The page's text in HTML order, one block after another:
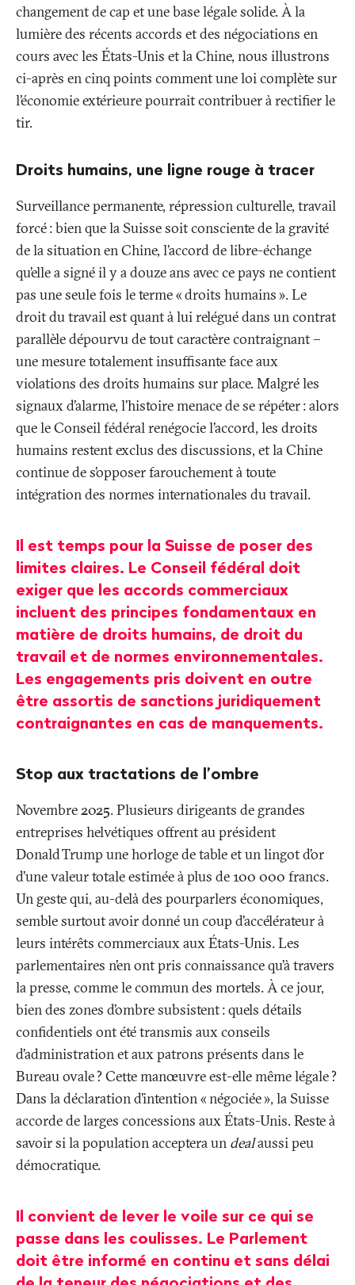
changement de cap et une base légale solide. À la
lumière des récents accords et des négociations en
cours avec les États-Unis et la Chine, nous illustrons
ci-après en cinq points comment une loi complète sur
l’économie extérieure pourrait contribuer à rectifier le
tir.
Droits humains, une ligne rouge à tracer
Surveillance permanente, répression culturelle, travail
forcé: bien que la Suisse soit consciente de la gravité
de la situation en Chine, l’accord de libre-échange
qu’elle a signé il y a douze ans avec ce pays ne contient
pas une seule fois le terme «droits humains». Le
droit du travail est quant à lui relégué dans un contrat
parallèle dépourvu de tout caractère contraignant –
une mesure totalement insuffisante face aux
violations des droits humains sur place. Malgré les
signaux d’alarme, l’histoire menace de se répéter: alors
que le Conseil fédéral renégocie l’accord, les droits
humains restent exclus des discussions, et la Chine
continue de s’opposer farouchement à toute
intégration des normes internationales du travail.
Il est temps pour la Suisse de poser des
limites claires. Le Conseil fédéral doit
exiger que les accords commerciaux
incluent des principes fondamentaux en
matière de droits humains, de droit du
travail et de normes environnementales.
Les engagements pris doivent en outre
être assortis de sanctions juridiquement
contraignantes en cas de manquements.
Stop aux tractations de l’ombre
Novembre 2025. Plusieurs dirigeants de grandes
entreprises helvétiques offrent au président
Donald Trump une horloge de table et un lingot d’or
d’une valeur totale estimée à plus de 100 000 francs.
Un geste qui, au-delà des pourparlers économiques,
semble surtout avoir donné un coup d’accélérateur à
leurs intérêts commerciaux aux États-Unis. Les
parlementaires n’en ont pris connaissance qu’à travers
la presse, comme le commun des mortels. À ce jour,
bien des zones d’ombre subsistent: quels détails
confidentiels ont été transmis aux conseils
d’administration et aux patrons présents dans le
Bureau ovale? Cette manœuvre est-elle même légale?
Dans la déclaration d’intention «négociée», la Suisse
accorde de larges concessions aux États-Unis. Reste à
savoir si la population acceptera un dealaussi peu
démocratique.
Il convient de lever le voile sur ce qui se
passe dans les coulisses. Le Parlement
doit être informé en continu et sans délai